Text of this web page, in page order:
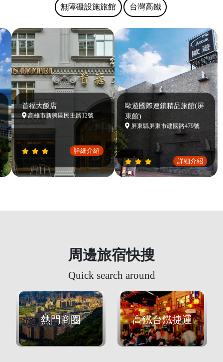
無障礙設施旅館 台灣高鐵
首福大飯店
高雄市新興區民主路12號
詳細介紹
歐遊國際連鎖精品旅館(屏
東館)
屏東縣屏東市建國路479號
詳細介紹
周邊旅宿快搜
Quick search around
熱門商圈 高鐵台鐵捷運